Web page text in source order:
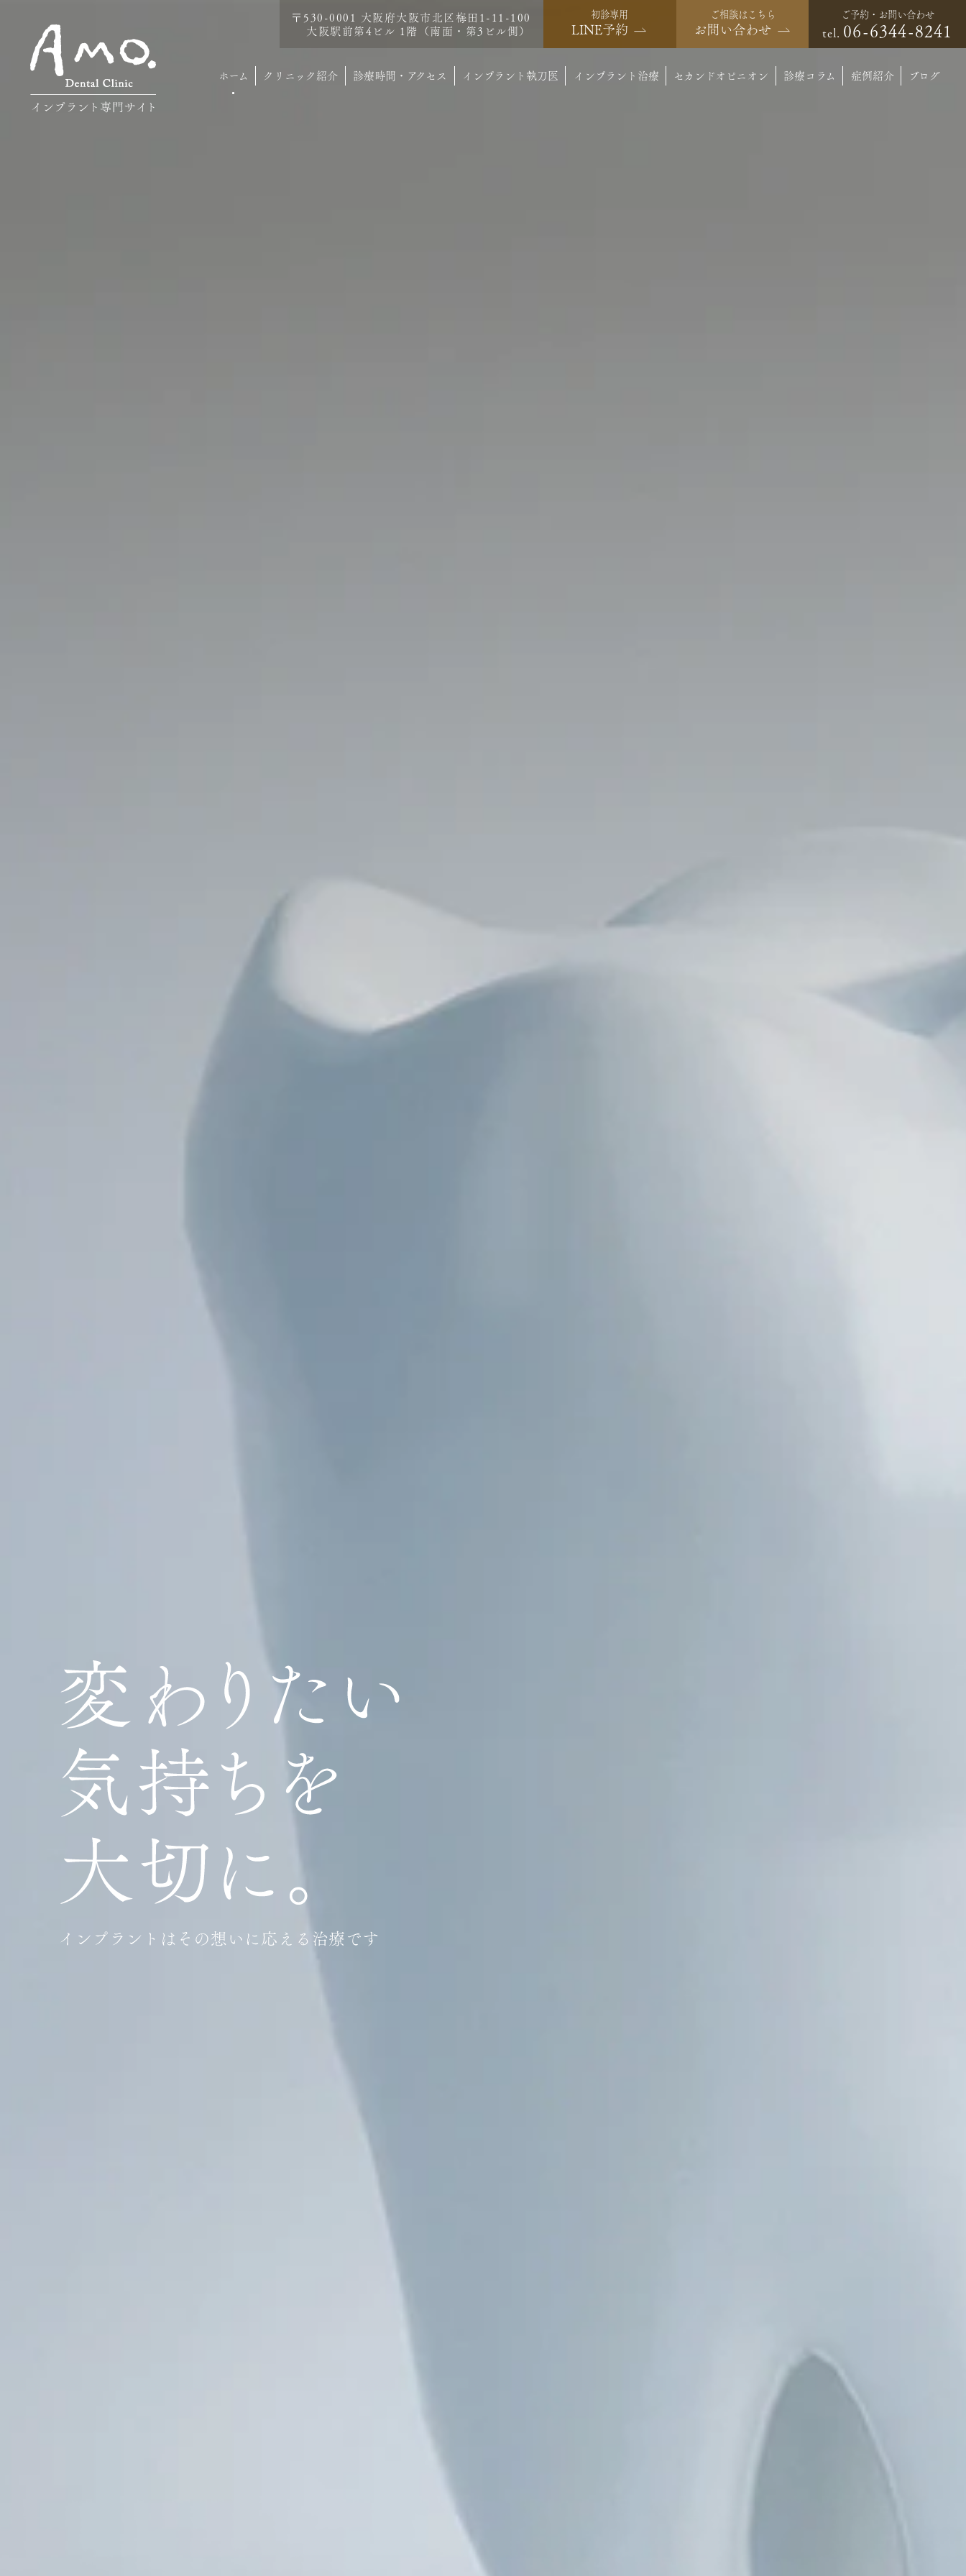
〒530-0001 大阪府大阪市北区梅田1-11-100
大阪駅前第4ビル 1階（南面・第3ビル側）
初診専用
LINE予約
ご相談はこちら
お問い合わせ
ご予約・お問い合わせ
tel. 06-6344-8241
ホーム クリニック紹介 診療時間・アクセス インプラント執刀医 インプラント治療 セカンドオピニオン 診療コラム 症例紹介 ブログ